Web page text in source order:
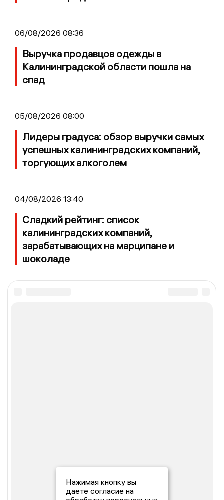
06/08/2026 08:36
Выручка продавцов одежды в
Калининградской области пошла на
спад
05/08/2026 08:00
Лидеры градуса: обзор выручки самых
успешных калининградских компаний,
торгующих алкоголем
04/08/2026 13:40
Сладкий рейтинг: список
калининградских компаний,
зарабатывающих на марципане и
шоколаде
Нажимая кнопку вы
даете согласие на